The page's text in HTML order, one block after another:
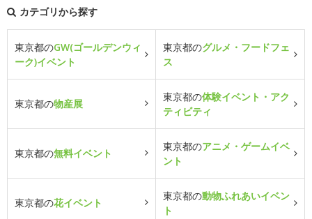
カテゴリから探す
東京都のGW(ゴールデンウィ
ーク)イベント
東京都のグルメ・フードフェ
ス
東京都の物産展
東京都の体験イベント・アク
ティビティ
東京都の無料イベント
東京都のアニメ・ゲームイベ
ント
東京都の花イベント
東京都の動物ふれあいイベン
ト